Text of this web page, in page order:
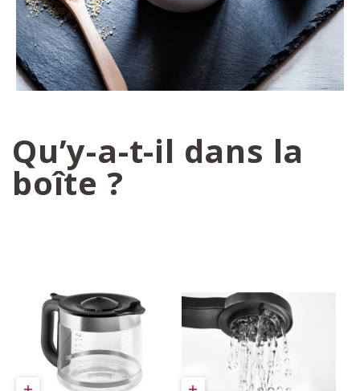
Qu’y-a-t-il dans la
boîte ?